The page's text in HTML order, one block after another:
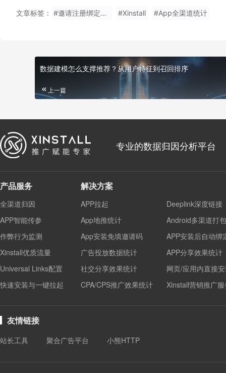
文章标签： #邀请注册绑定关系 #Xinstall #App全渠道统计
数据建模怎么支撑推荐？从用户特征到召回排序
上一篇
专业的数据归因分析平台
产品服务
全渠道归因
APP智能传参
作弊行为监测
Xinstall优质流量
Universal Links配置
快速安装与一键拉起
解决方案
APP拉起
Deeplink深度链接
App地推统计
Android多渠道打包
App安装免填邀请码
APP安装后自动绑
广告投放数据统计
APP分享效果统计
社交分享效果统计
网页/应用内直接
CPA/CPS推广效果统计
Xinstall营销推广
友情链接
站长工具 聚合广告平台 小熊HTTP